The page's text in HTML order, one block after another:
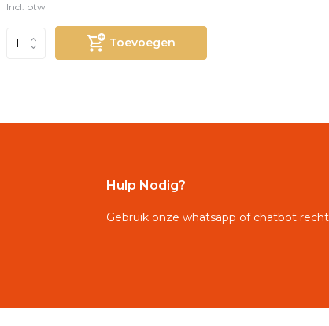
Incl. btw
Toevoegen
Hulp Nodig?
Gebruik onze whatsapp of chatbot